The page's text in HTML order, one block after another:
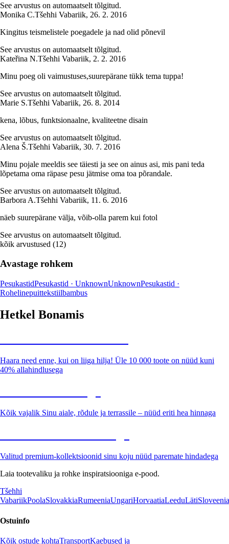
See arvustus on automaatselt tõlgitud.
Monika C.Tšehhi Vabariik, 26. 2. 2016
Kingitus teismelistele poegadele ja nad olid põnevil
See arvustus on automaatselt tõlgitud.
Kateřina N.Tšehhi Vabariik, 2. 2. 2016
Minu poeg oli vaimustuses,suurepärane tükk tema tuppa!
See arvustus on automaatselt tõlgitud.
Marie S.Tšehhi Vabariik, 26. 8. 2014
kena, lõbus, funktsionaalne, kvaliteetne disain
See arvustus on automaatselt tõlgitud.
Alena Š.Tšehhi Vabariik, 30. 7. 2016
Minu pojale meeldis see täiesti ja see on ainus asi, mis pani teda
lõpetama oma räpase pesu jätmise oma toa põrandale.
See arvustus on automaatselt tõlgitud.
Barbora A.Tšehhi Vabariik, 11. 6. 2016
näeb suurepärane välja, võib-olla parem kui fotol
See arvustus on automaatselt tõlgitud.
kõik arvustused (12)
Avastage rohkem
PesukastidPesukastid · UnknownUnknownPesukastid ·
Rohelinepuittekstiilbambus
Hetkel Bonamis
Haara need enne, kui on liiga hilja! Üle 10 000 toote on nüüd kuni
40% allahindlusega
Kõik vajalik Sinu aiale, rõdule ja terrassile – nüüd eriti hea hinnaga
Valitud premium-kollektsioonid sinu koju nüüd paremate hindadega
Laia tootevaliku ja rohke inspiratsiooniga e-pood.
Tšehhi
VabariikPoolaSlovakkiaRumeeniaUngariHorvaatiaLeeduLätiSloveenia
Ostuinfo
Kõik ostude kohtaTransportKaebused ja